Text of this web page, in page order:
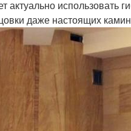
использовать
даже настоящих